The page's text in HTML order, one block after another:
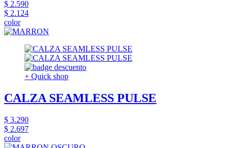
$ 2.590
$ 2.124
color
+ Quick shop
CALZA SEAMLESS PULSE
$ 3.290
$ 2.697
color